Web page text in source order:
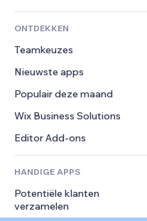
Websitevermeldingen
E-mail
Conversie
Boekhouding
Coupons en loyaliteit
Opslagoplossingen
Dropshipping
Prijzen en abonnementen
Crowdfunding
Eten en drinken
Vastgoed
Boekingen
Podcasts
Fotografie
Video
PDF
Bestanden delen
Nieuws
Privacy en beveiliging
Ontime
Pagina templates
Afbeeldingseffecten
Knoppen en menu's
Banners en badges
Rekenmachines
Zoeken
Weer
Grafieken en tabellen
Formulieren
Enquêtes
Chat
Opmerkingen
Telefoonnummer
Community
Beoordelingen en testimonials
CRM
ONTDEKKEN
Teamkeuzes
Nieuwste apps
Populair deze maand
Wix Business Solutions
Editor Add-ons
HANDIGE APPS
Potentiële klanten
verzamelen